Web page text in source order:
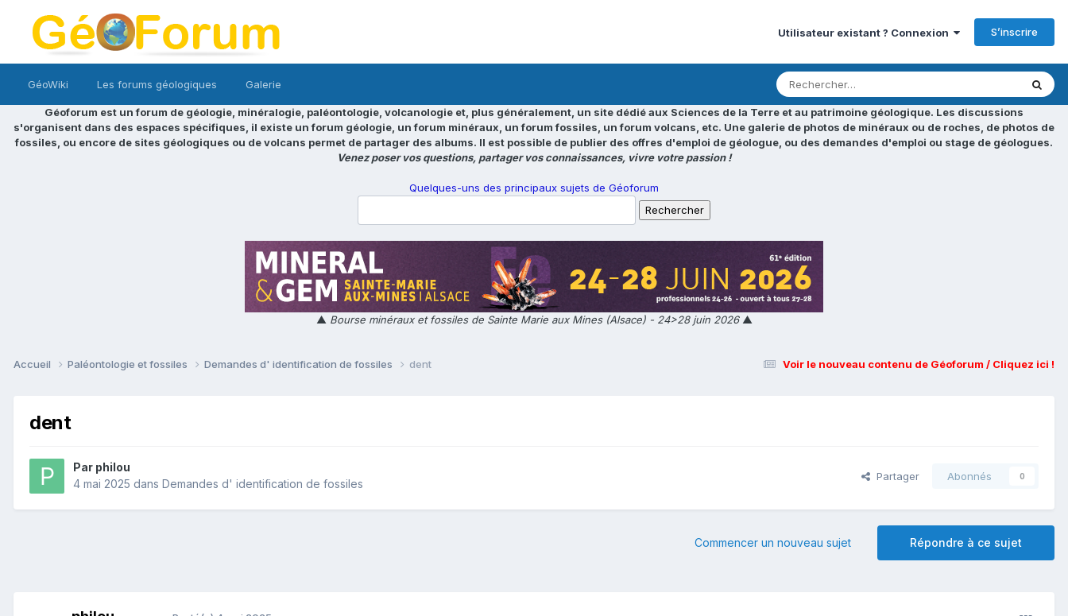
Utilisateur existant ? Connexion S’inscrire
GéoWiki Les forums géologiques Galerie
Géoforum est un forum de géologie, minéralogie, paléontologie, volcanologie et, plus généralement, un site dédié aux Sciences de la Terre et au patrimoine géologique. Les discussions
s'organisent dans des espaces spécifiques, il existe un forum géologie, un forum minéraux, un forum fossiles, un forum volcans, etc. Une galerie de photos de minéraux ou de roches, de photos de
fossiles, ou encore de sites géologiques ou de volcans permet de partager des albums. Il est possible de publier des offres d'emploi de géologue, ou des demandes d'emploi ou stage de géologues.
Venez poser vos questions, partager vos connaissances, vivre votre passion !
Quelques-uns des principaux sujets de Géoforum
▲ Bourse minéraux et fossiles de Sainte Marie aux Mines (Alsace) - 24>28 juin 2026▲
Voir le nouveau contenu de Géoforum / Cliquez ici !
Accueil Paléontologie et fossiles Demandes d' identification de fossiles dent
dent
Par philou
4 mai 2025 dans Demandes d' identification de fossiles
Partager Abonnés 0
Répondre à ce sujet
Commencer un nouveau sujet